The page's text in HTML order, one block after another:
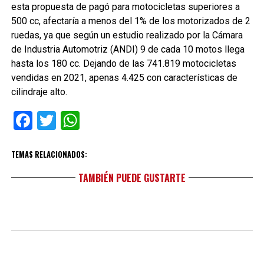
esta propuesta de pagó para motocicletas superiores a
500 cc, afectaría a menos del 1% de los motorizados de 2
ruedas, ya que según un estudio realizado por la Cámara
de Industria Automotriz (ANDI) 9 de cada 10 motos llega
hasta los 180 cc. Dejando de las 741.819 motocicletas
vendidas en 2021, apenas 4.425 con características de
cilindraje alto.
Facebook
TwitterWhatsApp
TEMAS RELACIONADOS:
TAMBIÉN PUEDE GUSTARTE